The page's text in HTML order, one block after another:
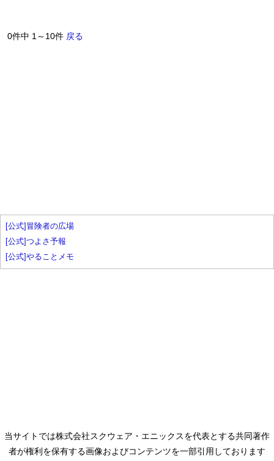
0件中 1～10件 戻る
[公式]冒険者の広場
[公式]つよさ予報
[公式]やることメモ
当サイトでは株式会社スクウェア・エニックスを代表とする共同著作
者が権利を保有する画像およびコンテンツを一部引用しております